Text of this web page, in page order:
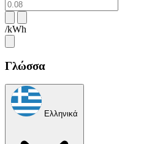
/kWh
Γλώσσα
Ελληνικά